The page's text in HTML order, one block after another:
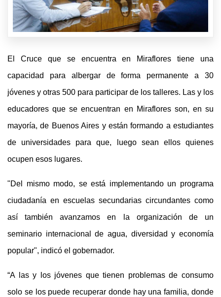
El Cruce que se encuentra en Miraflores tiene una
capacidad para albergar de forma permanente a 30
jóvenes y otras 500 para participar de los talleres. Las y los
educadores que se encuentran en Miraflores son, en su
mayoría, de Buenos Aires y están formando a estudiantes
de universidades para que, luego sean ellos quienes
ocupen esos lugares.
"Del mismo modo, se está implementando un programa
ciudadanía en escuelas secundarias circundantes como
así también avanzamos en la organización de un
seminario internacional de agua, diversidad y economía
popular", indicó el gobernador.
“A las y los jóvenes que tienen problemas de consumo
solo se los puede recuperar donde hay una familia, donde